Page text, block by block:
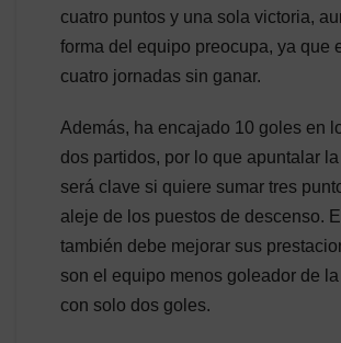
cuatro puntos y una sola victoria,
forma del equipo preocupa, ya que
cuatro jornadas sin ganar.
Además, ha encajado 10 goles en
dos partidos, por lo que apuntalar
será clave si quiere sumar tres
aleje de los puestos de descenso.
también debe mejorar sus
son el equipo menos goleador de
con solo dos goles.